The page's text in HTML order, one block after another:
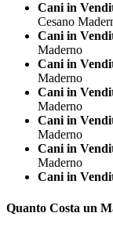
Cani in
Cesano
Cani in
Maderno
Cani in
Maderno
Cani in
Maderno
Cani in
Maderno
Cani in
Maderno
Cani in
Quanto Costa un